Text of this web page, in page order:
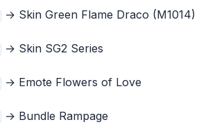
→ Skin Green Flame Draco (M1014)
→ Skin SG2 Series
→ Emote Flowers of Love
→ Bundle Rampage